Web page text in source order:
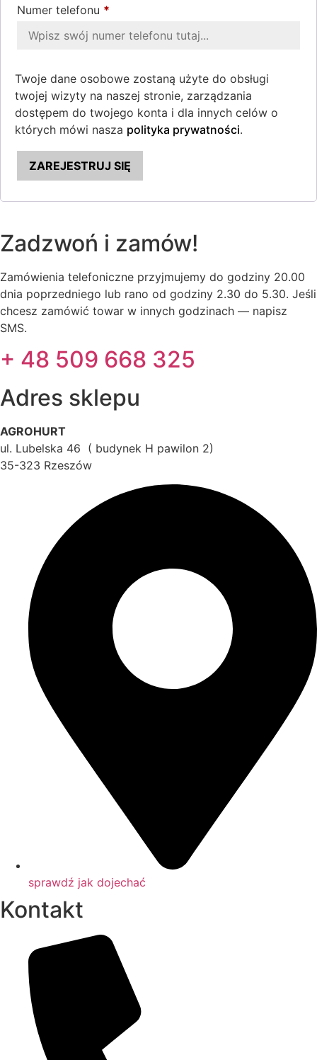
Numer telefonu *
Twoje dane osobowe zostaną użyte do obsługi
twojej wizyty na naszej stronie, zarządzania
dostępem do twojego konta i dla innych celów o
których mówi nasza polityka prywatności.
ZAREJESTRUJ SIĘ
Zadzwoń i zamów!
Zamówienia telefoniczne przyjmujemy do godziny 20.00
dnia poprzedniego lub rano od godziny 2.30 do 5.30. Jeśli
chcesz zamówić towar w innych godzinach — napisz
SMS.
+ 48 509 668 325
Adres sklepu
AGROHURT
ul. Lubelska 46 ( budynek H pawilon 2)
35-323 Rzeszów
sprawdź jak dojechać
Kontakt